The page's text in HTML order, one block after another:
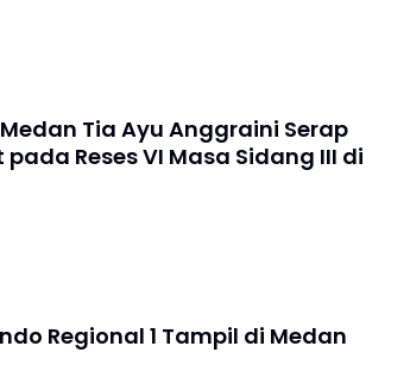
Tia Ayu Anggraini Serap
Reses VI Masa Sidang III di
Regional 1 Tampil di Medan